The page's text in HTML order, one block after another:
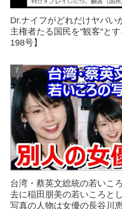
Dr.ナイフがどれだけヤバい
主権者たる国民を"観客"と
198号】
台湾・蔡英文総統の若いこ
去に稲田朋美の若いころと
写真の人物は女優の長谷川